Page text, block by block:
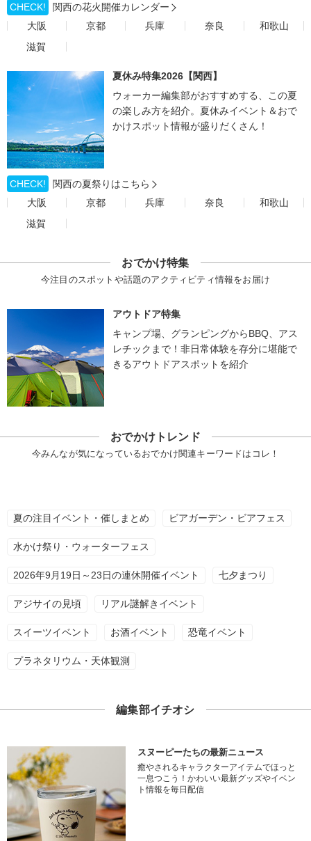
CHECK!
関西の花火開催カレンダー
大阪
京都 兵庫 奈良
和歌山
滋賀
夏休み特集2026【関西】
ウォーカー編集部がおすすめする、この夏
の楽しみ方を紹介。夏休みイベント＆おで
かけスポット情報が盛りだくさん！
CHECK!
関西の夏祭りはこちら
大阪
京都 兵庫 奈良
和歌山
滋賀
おでかけ特集
今注目のスポットや話題のアクティビティ情報をお届け
アウトドア特集
キャンプ場、グランピングからBBQ、アス
レチックまで！非日常体験を存分に堪能で
きるアウトドアスポットを紹介
おでかけトレンド
今みんなが気になっているおでかけ関連キーワードはコレ！
夏の注目イベント・催しまとめ ビアガーデン・ビアフェス
水かけ祭り・ウォーターフェス
2026年9月19日～23日の連休開催イベント 七夕まつり
アジサイの見頃 リアル謎解きイベント
スイーツイベント お酒イベント 恐竜イベント
プラネタリウム・天体観測
編集部イチオシ
スヌーピーたちの最新ニュース
癒やされるキャラクターアイテムでほっと
一息つこう！かわいい最新グッズやイベン
ト情報を毎日配信